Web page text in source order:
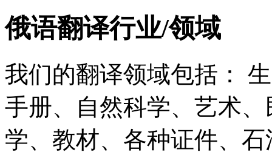
俄语翻译行业/领域
我们的翻译领域包括：
手册、自然科学、艺术
学、教材、各种证件、